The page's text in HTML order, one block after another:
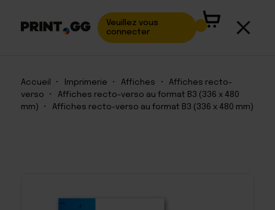
Veuillez vous
connecter
Accueil • Imprimerie • Affiches •
Affiches recto-
verso
•
Affiches recto-verso au format B3 (336 x 480
mm)
• Affiches recto-verso au format B3 (336 x 480 mm)